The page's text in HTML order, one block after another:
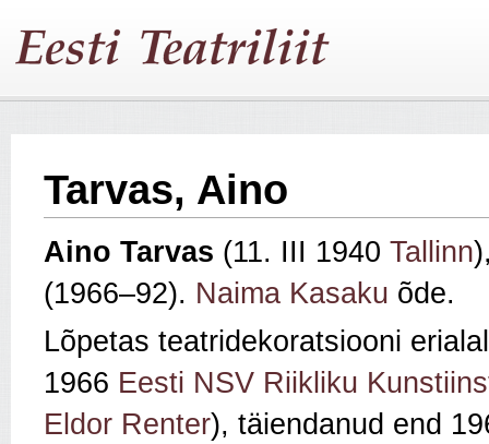
Tarvas, Aino
Aino Tarvas (11. III 1940 Tallinn
(1966–92). Naima Kasaku õde.
Lõpetas teatridekoratsiooni
1966 Eesti NSV Riikliku
Eldor Renter), täiendanud end